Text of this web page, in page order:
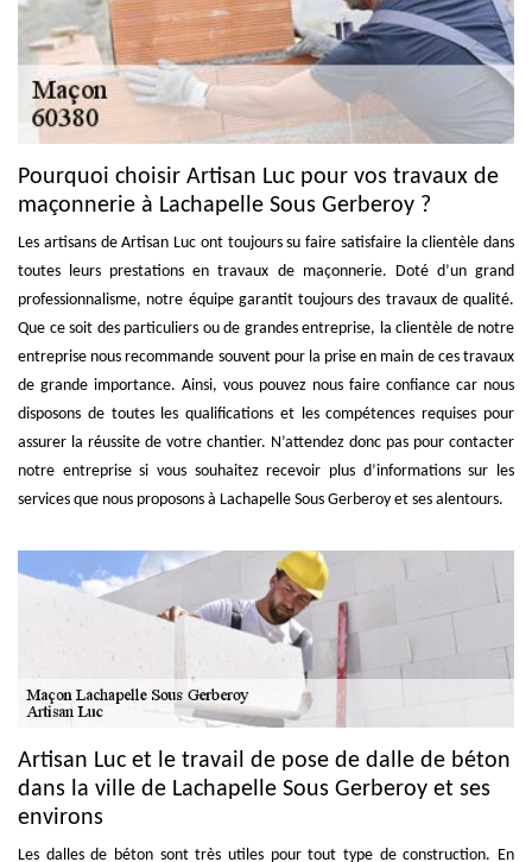
Pourquoi choisir Artisan Luc pour vos travaux de
maçonnerie à Lachapelle Sous Gerberoy ?
Les artisans de Artisan Luc ont toujours su faire satisfaire la clientèle dans
toutes leurs prestations en travaux de maçonnerie. Doté d’un grand
professionnalisme, notre équipe garantit toujours des travaux de qualité.
Que ce soit des particuliers ou de grandes entreprise, la clientèle de notre
entreprise nous recommande souvent pour la prise en main de ces travaux
de grande importance. Ainsi, vous pouvez nous faire confiance car nous
disposons de toutes les qualifications et les compétences requises pour
assurer la réussite de votre chantier. N’attendez donc pas pour contacter
notre entreprise si vous souhaitez recevoir plus d’informations sur les
services que nous proposons à Lachapelle Sous Gerberoy et ses alentours.
Artisan Luc et le travail de pose de dalle de béton
dans la ville de Lachapelle Sous Gerberoy et ses
environs
Les dalles de béton sont très utiles pour tout type de construction. En